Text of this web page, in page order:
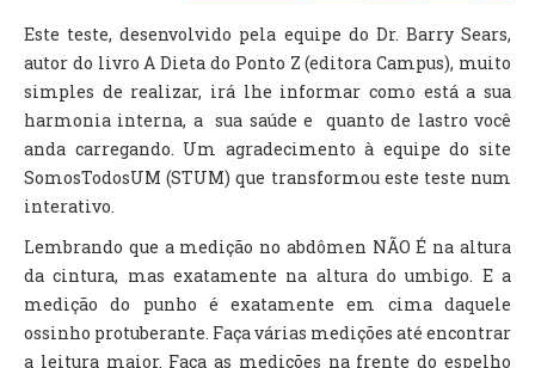
Este teste, desenvolvido pela equipe do Dr. Barry Sears,
autor do livro A Dieta do Ponto Z (editora Campus), muito
simples de realizar, irá lhe informar como está a sua
harmonia interna, a sua saúde e quanto de lastro você
anda carregando. Um agradecimento à equipe do site
SomosTodosUM (STUM) que transformou este teste num
interativo.
Lembrando que a medição no abdômen NÃO É na altura
da cintura, mas exatamente na altura do umbigo. E a
medição do punho é exatamente em cima daquele
ossinho protuberante. Faça várias medições até encontrar
a leitura maior. Faça as medições na frente do espelho